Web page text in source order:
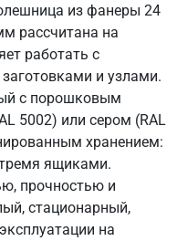
из фанеры 24
рассчитана на
работать с
и узлами.
с порошковым
5002) или сером (RAL
хранением:
ящиками.
прочностью и
стационарный,
на